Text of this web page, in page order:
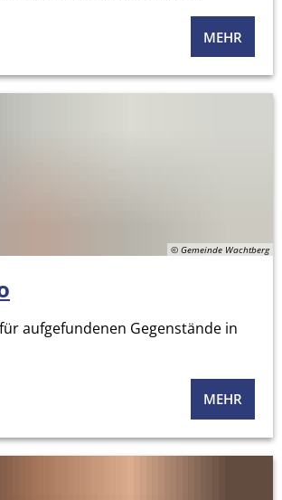
MEHR
© Gemeinde Wachtberg
aufgefundenen Gegenstände in
MEHR